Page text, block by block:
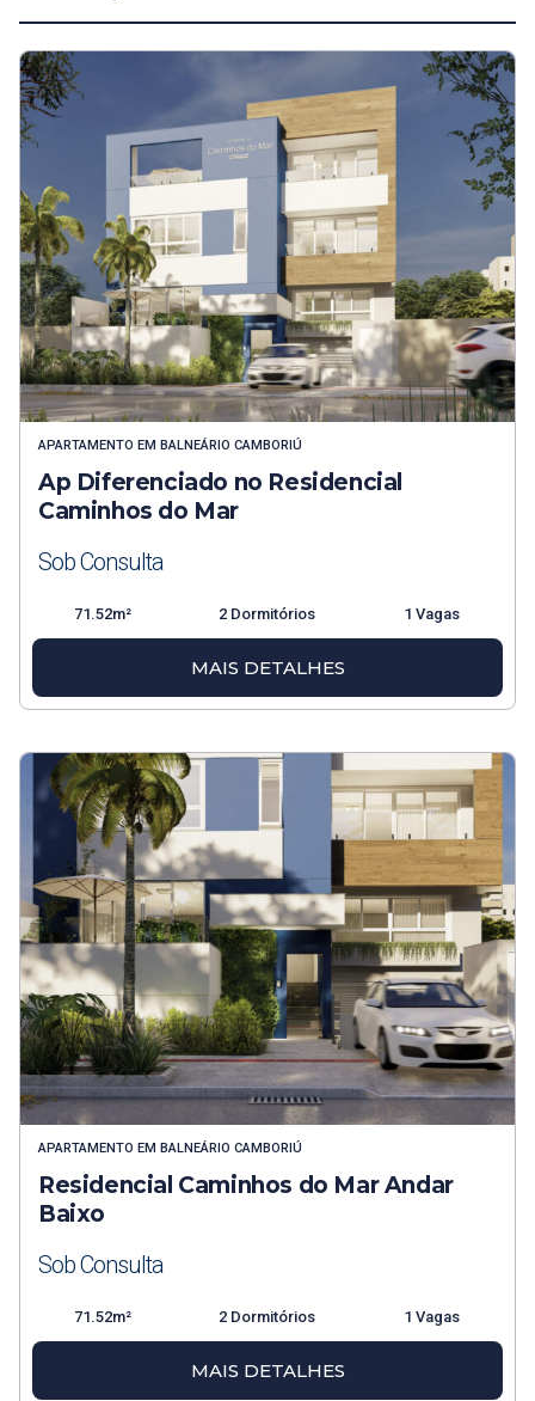
APARTAMENTO EM BALNEÁRIO CAMBORIÚ
Ap Diferenciado no Residencial
Caminhos do Mar
Sob Consulta
71.52m² 2 Dormitórios 1 Vagas
MAIS DETALHES
APARTAMENTO EM BALNEÁRIO CAMBORIÚ
Residencial Caminhos do Mar Andar
Baixo
Sob Consulta
71.52m² 2 Dormitórios 1 Vagas
MAIS DETALHES